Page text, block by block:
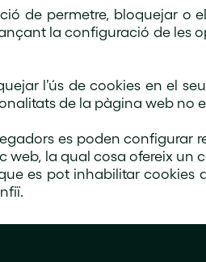
de permetre, bloquejar o
la configuració de les
l’ús de cookies en el
de la pàgina web no
es poden configurar
web, la qual cosa ofereix un
es pot inhabilitar cookies